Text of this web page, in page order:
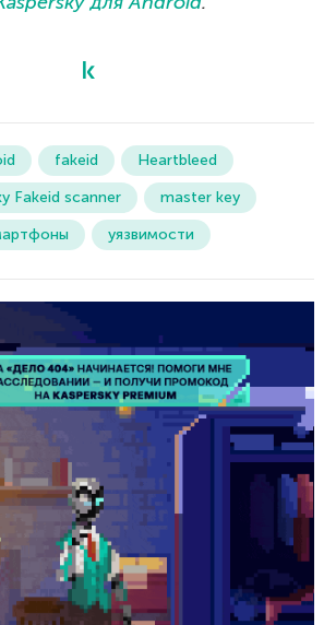
fakeid
Heartbleed
Fakeid scanner
master key
уязвимости